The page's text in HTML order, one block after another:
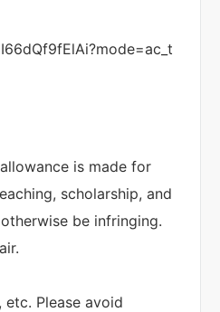
is made for
scholarship, and
be infringing.
Please avoid